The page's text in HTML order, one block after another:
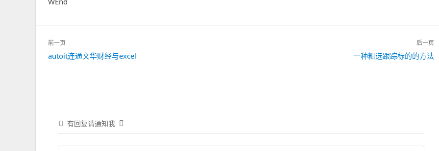
文
章
导
前一页
上
autoit连通文华财经与excel
后一页
一种粗选跟踪标的的方法
有回复请通知我